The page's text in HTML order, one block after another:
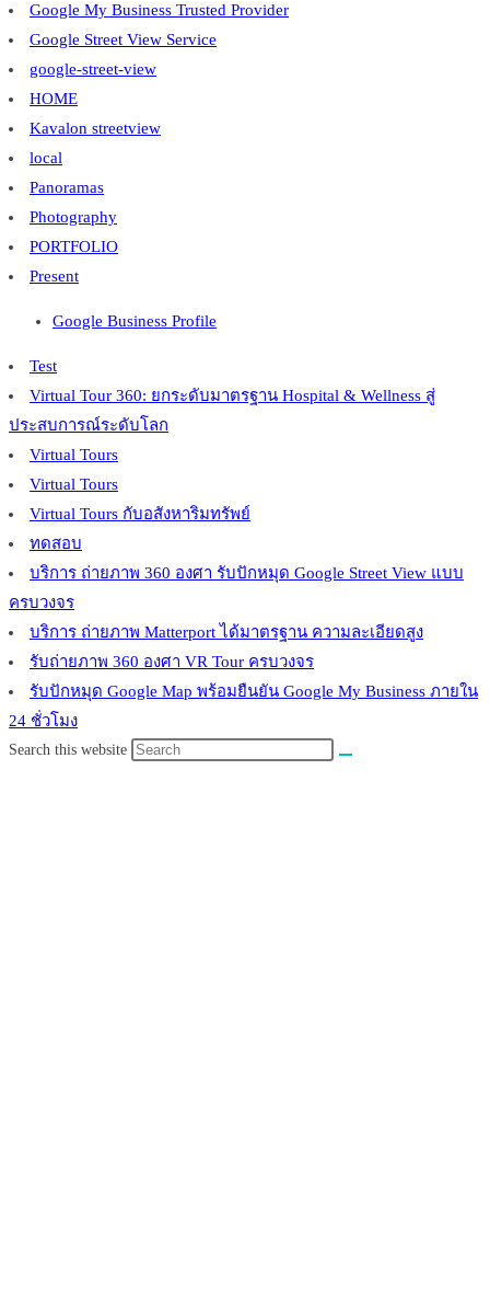
Google My Business Trusted Provider
Google Street View Service
google-street-view
HOME
Kavalon streetview
local
Panoramas
Photography
PORTFOLIO
Present
Google Business Profile
Test
Virtual Tour 360: ยกระดับมาตรฐาน Hospital & Wellness สู่
ประสบการณ์ระดับโลก
Virtual Tours
Virtual Tours
Virtual Tours กับอสังหาริมทรัพย์
ทดสอบ
บริการ ถ่ายภาพ 360 องศา รับปักหมุด Google Street View แบบ
ครบวงจร
บริการ ถ่ายภาพ Matterport ได้มาตรฐาน ความละเอียดสูง
รับถ่ายภาพ 360 องศา VR Tour ครบวงจร
รับปักหมุด Google Map พร้อมยืนยัน Google My Business ภายใน
24 ชั่วโมง
Search this website